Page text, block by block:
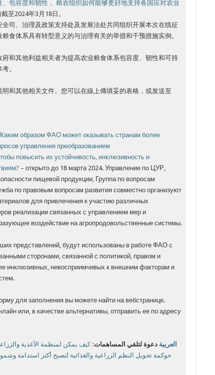
包容度和韧性， 粮农组织如何能够更好地支持各国应对农业
至2024年3月18日。
司、治理及政策支持处及发展法处共同组织开展本次在线征
食体系具有转型意义的与治理有关的举措和干预措施实例。
和其他利益相关者为提高农业粮食体系包容度、韧性和可持
。
和其他相关文件。您可以在線上傳填妥的表格，或发送至
Каким образом ФАО может оказывать странам более
управления преобразованием
повысить их устойчивость, инклюзивность и
– открыто до 18 марта 2024. Управление по ЦУР,
пищевой продукции, Группа по вопросам
по правовым вопросам развития совместно организуют
для привлечения к участию различных
реализации связанных с управлением мер и
воздействие на агропродовольственные системы.
представлений, будут использованы в работе ФАО с
сторонами, связанной с политикой, правом и
инклюзивных, невосприимчивых к внешним факторам и
для заполнения вы можете найти на вебстранице.
или, в качестве альтернативы, отправить ее по адресу
العربية دعوة لتلقي المساهمات: كيف يمكن لمنظمة الأغذية
حوكمة تحويل النظم الزراعية والغذائية لتصبح أكثر استدامة